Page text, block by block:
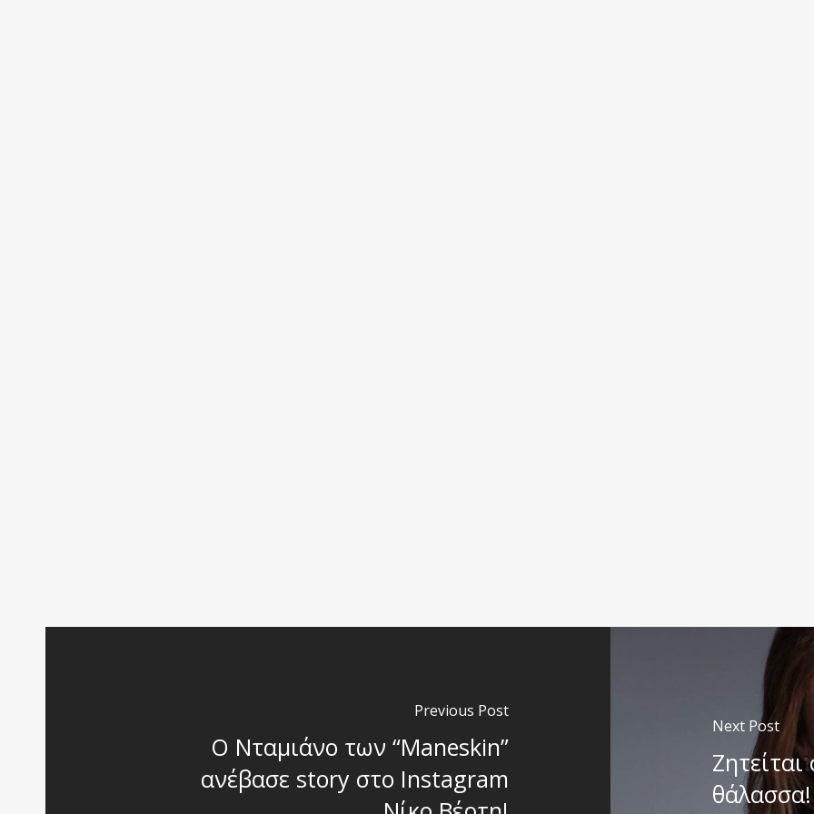
Previous Post
Ο Νταμιάνο των “Maneskin”
ανέβασε story στο Instagram
Next Post
θάλασσα!